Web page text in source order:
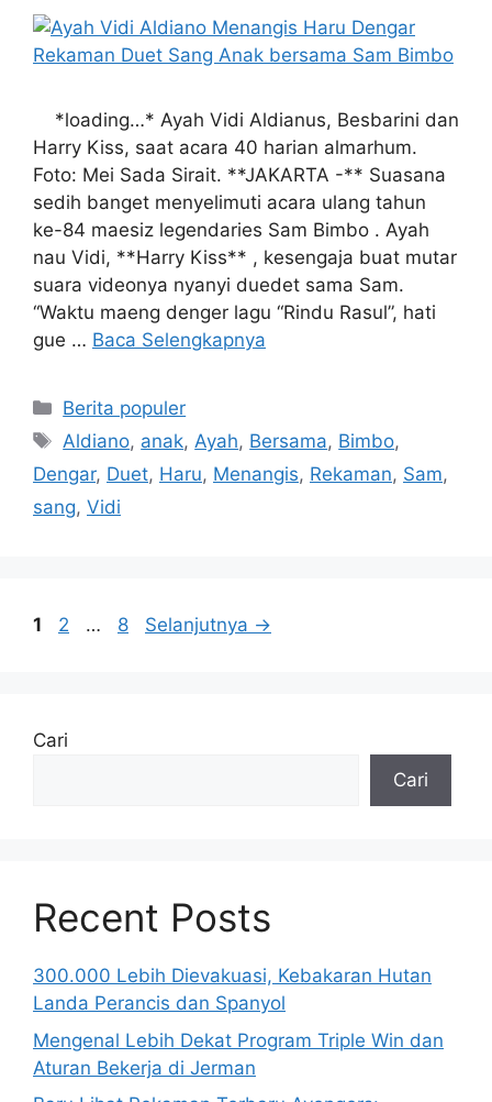
*loading…* Ayah Vidi Aldianus, Besbarini dan
Harry Kiss, saat acara 40 harian almarhum.
Foto: Mei Sada Sirait. **JAKARTA -** Suasana
sedih banget menyelimuti acara ulang tahun
ke-84 maesiz legendaries Sam Bimbo . Ayah
nau Vidi, **Harry Kiss** , kesengaja buat mutar
suara videonya nyanyi duedet sama Sam.
“Waktu maeng denger lagu “Rindu Rasul”, hati
gue … Baca Selengkapnya
Kategori
Berita populer
Tag
Aldiano, anak,Ayah, Bersama, Bimbo,
Dengar, Duet, Haru, Menangis, Rekaman, Sam,
sang, Vidi
Halaman
1 Halaman
2 … Halaman
8 Selanjutnya →
Cari
Cari
Recent Posts
300.000 Lebih Dievakuasi, Kebakaran Hutan
Landa Perancis dan Spanyol
Mengenal Lebih Dekat Program Triple Win dan
Aturan Bekerja di Jerman